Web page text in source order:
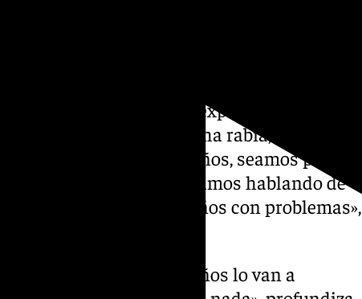
En la misma línea se expresa Paula
«Tenemos mucha rabia, mucha
final, son nuestros niños, seamos padres,
de nuestros niños. Estamos hablando de
porque son niños pequeños con problemas»,
hecho nuestros pequeños lo van a